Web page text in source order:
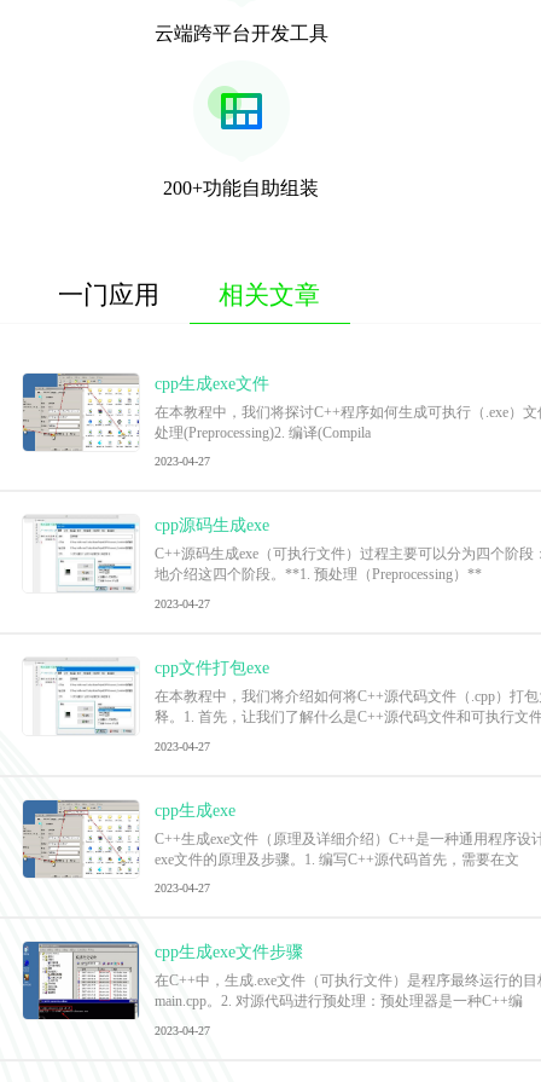
云端跨平台开发工具
200+功能自助组装
一门应用 相关文章
cpp生成exe文件
在本教程中，我们将探讨C++程序如何生成可执行（.exe）
处理(Preprocessing)2. 编译(Compila
2023-04-27
cpp源码生成exe
C++源码生成exe（可执行文件）过程主要可以分为四个阶
地介绍这四个阶段。**1. 预处理（Preprocessing）**
2023-04-27
cpp文件打包exe
在本教程中，我们将介绍如何将C++源代码文件（.cpp）打
释。1. 首先，让我们了解什么是C++源代码文件和可执行文
2023-04-27
cpp生成exe
C++生成exe文件（原理及详细介绍）C++是一种通用程序
exe文件的原理及步骤。1. 编写C++源代码首先，需要在文
2023-04-27
cpp生成exe文件步骤
在C++中，生成.exe文件（可执行文件）是程序最终运行的
main.cpp。2. 对源代码进行预处理：预处理器是一种C++编
2023-04-27